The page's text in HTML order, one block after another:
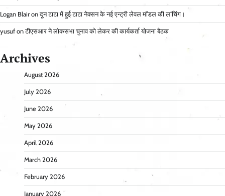
Logan Blair onदून टाटा में हुई टाटा नेक्सन के नई एन्ट्री लेवल मॉडल की लांचिंग।
yusuf onटीएसआर ने लोकसभा चुनाव को लेकर की कार्यकर्ता योजना बैठक
Archives
August 2026
July 2026
June 2026
May 2026
April 2026
March 2026
February 2026
January 2026